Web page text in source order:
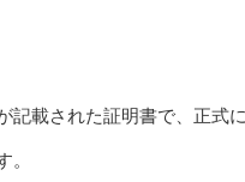
記載された証明書で、正式
。